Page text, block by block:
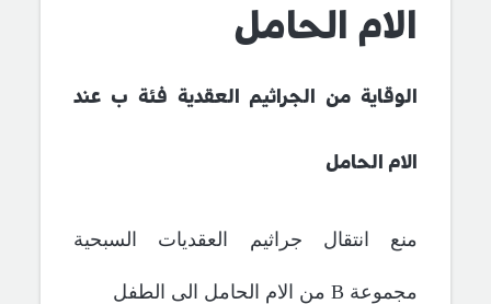
الام الحامل
الوقاية من الجراثيم العقدية فئة ب عند
الام الحامل
منع انتقال جراثيم العقديات السبحية
مجموعة B من الام الحامل الى الطفل